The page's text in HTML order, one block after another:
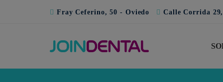
Fray Ceferino, 50 - Oviedo Calle Corrida